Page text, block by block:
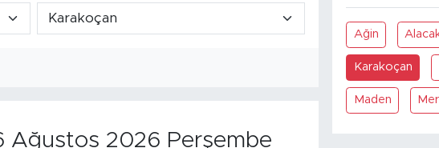
Ağustos 2026 Perşembe
Ağin
Karakoçan
Maden